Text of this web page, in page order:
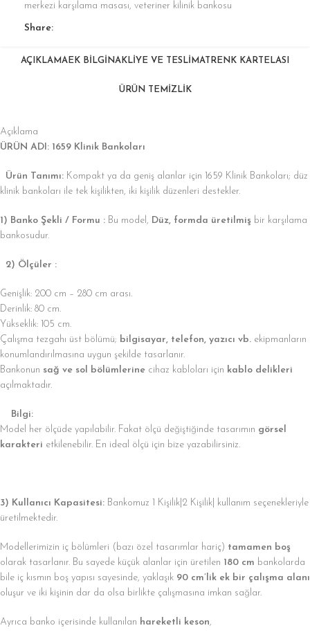
merkezi karşılama masası, veteriner kilinik bankosu
Share:
AÇIKLAMA EK BILGI NAKLIYE VE TESLIMAT RENK KARTELASI
ÜRÜN TEMİZLİK
Açıklama
ÜRÜN ADI: 1659 Klinik Bankoları
Ürün Tanımı: Kompakt ya da geniş alanlar için 1659 Klinik Bankoları; düz
klinik bankoları ile tek kişilikten, iki kişilik düzenleri destekler.
1) Banko Şekli / Formu : Bu model, Düz, formda üretilmiş bir karşılama
bankosudur.
2) Ölçüler :
Genişlik: 200 cm – 280 cm arası.
Derinlik: 80 cm.
Yükseklik: 105 cm.
Çalışma tezgahı üst bölümü; bilgisayar, telefon, yazıcı vb. ekipmanların
konumlandırılmasına uygun şekilde tasarlanır.
Bankonun sağ ve sol bölümlerine cihaz kabloları için kablo delikleri
açılmaktadır.
Bilgi:
Model her ölçüde yapılabilir. Fakat ölçü değiştiğinde tasarımın görsel
karakteri etkilenebilir. En ideal ölçü için bize yazabilirsiniz.
3) Kullanıcı Kapasitesi: Bankomuz 1 Kişilik|2 Kişilik| kullanım seçenekleriyle
üretilmektedir.
Modellerimizin iç bölümleri (bazı özel tasarımlar hariç) tamamen boş
olarak tasarlanır. Bu sayede küçük alanlar için üretilen 180 cm bankolarda
bile iç kısmın boş yapısı sayesinde, yaklaşık 90 cm’lik ek bir çalışma alanı
oluşur ve iki kişinin dar da olsa birlikte çalışmasına imkan sağlar.
Ayrıca banko içerisinde kullanılan hareketli keson,